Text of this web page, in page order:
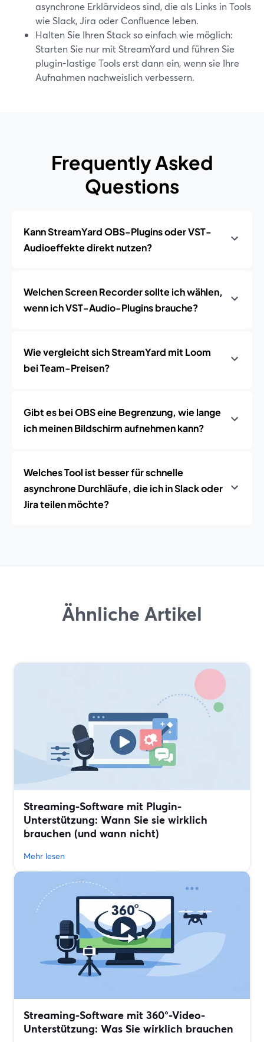
asynchrone Erklärvideos sind, die als Links in Tools
wie Slack, Jira oder Confluence leben.
Halten Sie Ihren Stack so einfach wie möglich:
Starten Sie nur mit StreamYard und führen Sie
plugin-lastige Tools erst dann ein, wenn sie Ihre
Aufnahmen nachweislich verbessern.
Frequently Asked
Questions
Kann StreamYard OBS-Plugins oder VST-
Audioeffekte direkt nutzen?
Welchen Screen Recorder sollte ich wählen,
wenn ich VST-Audio-Plugins brauche?
Wie vergleicht sich StreamYard mit Loom
bei Team-Preisen?
Gibt es bei OBS eine Begrenzung, wie lange
ich meinen Bildschirm aufnehmen kann?
Welches Tool ist besser für schnelle
asynchrone Durchläufe, die ich in Slack oder
Jira teilen möchte?
Ähnliche Artikel
Streaming-Software mit Plugin-
Unterstützung: Wann Sie sie wirklich
brauchen (und wann nicht)
Mehr lesen
Streaming-Software mit 360°-Video-
Unterstützung: Was Sie wirklich brauchen